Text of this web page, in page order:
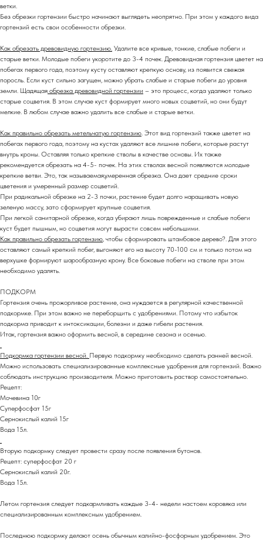
ветки.
Без обрезки гортензии быстро начинают выглядеть неопрятно. При этом у каждого вида
гортензий есть свои особенности обрезки.
Как обрезать древовидную гортензию. Удалите все кривые, тонкие, слабые побеги и
старые ветки. Молодые побеги укоротите до 3-4 почек. Древовидная гортензия цветет на
побегах первого года, поэтому кусту оставляют крепкую основу, из появится свежая
поросль. Если куст сильно загущен, можно убрать слабые и старые побеги до уровня
земли. Щадящая обрезка древовидной гортензии – это процесс, когда удаляют только
старые соцветия. В этом случае куст формирует много новых соцветий, но они будут
мелкие. В любом случае важно удалить все слабые и старые ветки.
Как правильно обрезать метельчатую гортензию. Этот вид гортензий также цветет на
побегах первого года, поэтому на кустах удаляют все лишние побеги, которые растут
внутрь кроны. Оставляя только крепкие стволы в качестве основы. Их также
рекомендуется обрезать на 4-5- почек. На этих стволах весной появляются молодые
крепкие ветви. Это, так называемая,умеренная обрезка. Она дает средние сроки
цветения и умеренный размер соцветий.
При радикальной обрезке на 2-3 почки, растение будет долго наращивать новую
зеленую массу, зато сформирует крупные соцветия.
При легкой санитарной обрезке, когда убирают лишь поврежденные и слабые побеги
куст будет пышным, но соцветия могут вырасти совсем небольшими.
Как правильно обрезать гортензию, чтобы сформировать штамбовое дерево?. Для этого
оставляют самый крепкий побег, выгоняют его на высоту 70-100 см и только потом на
верхушке формируют шарообразную крону. Все боковые побеги на стволе при этом
необходимо удалять.
ПОДКОРМ
Гортензия очень прожорливое растение, она нуждается в регулярной качественной
подкормке. При этом важно не переборщить с удобрениями. Потому что избыток
подкорма приводит к интоксикации, болезни и даже гибели растения.
Итак, гортензия важно оформить весной, в середине сезона и осенью.
Подкормка гортензии весной. Первую подкормку необходимо сделать ранней весной.
Можно использовать специализированные комплексные удобрения для гортензий. Важно
соблюдать инструкцию производителя. Можно приготовить раствор самостоятельно.
Рецепт:
Мочевина 10г
Суперфосфат 15г
Сернокислый калий 15г
Вода 15л.
Вторую подкормку следует провести сразу после появления бутонов.
Рецепт: суперфосфат 20 г
Сернокислый калий 20г.
Вода 15л.
Летом гортензия следует подкармливать каждые 3-4- недели настоем коровяка или
специализированным комплексным удобрением.
Последнюю подкормку делают осень обычным калийно-фосфорным удобрением. Это